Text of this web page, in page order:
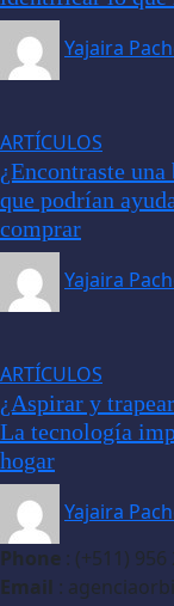
Yajaira
ARTÍCULOS
¿Encontraste una
que podrían
comprar
Yajaira
ARTÍCULOS
¿Aspirar y
La tecnología
hogar
Yajaira
Phone : (+511) 956
Email :